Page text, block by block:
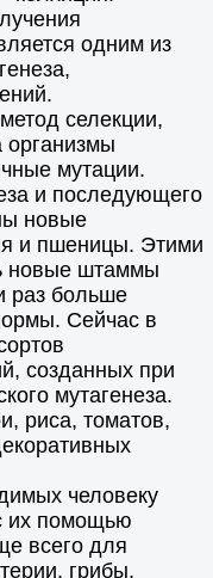
одним из
селекции,
организмы
мутации.
и последующего
новые
и пшеницы. Этими
новые штаммы
раз больше
Сейчас в
созданных при
мутагенеза.
риса, томатов,
человеку
их помощью
всего для
грибы,